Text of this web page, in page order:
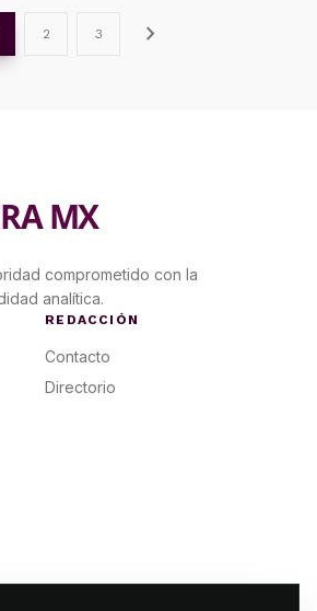
2 3 chevron_right
MX
comprometido con la
analítica.
REDACCIÓN
Contacto
Directorio